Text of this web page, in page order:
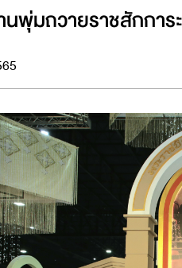
พุ่มถวายราชสักการ